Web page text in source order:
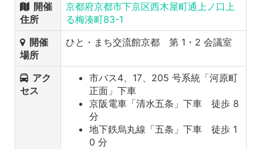
開催
住所
京都府京都市下京区西木屋町通上ノ口上
る梅湊町83-1
開催
場所
ひと・まち交流館京都 第 1・2 会議室
アク
セス
市バス4、17、205 号系統「河原町
正面」下車
京阪電車「清水五条」下車 徒歩 8
分
地下鉄烏丸線「五条」下車 徒歩 1
0 分